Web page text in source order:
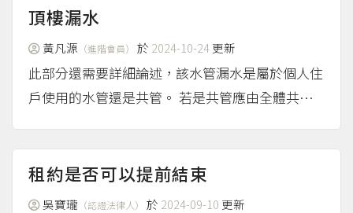
有再簽訂續約，但房客依然繼續居住，而房東都沒
有表示反對的話，那麼...
（more...）
頂樓漏水
黃凡源 （進階會員） 於 2024-10-24更新
此部分還需要詳細論述，該水管漏水是屬於個人住
戶使用的水管還是共管。 若是共管應由全體共有
線就需要由該管所有人自行負擔。 另外要注意個
個抓漏師傅的判斷基準與經驗都有落差，漏水是極
度專業與有各種因素的...
（more...）
租約是否可以提前結束
吳寶瓏 （認證法律人） 於 2024-09-10 更新